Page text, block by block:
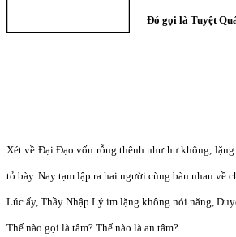
Đó gọi là Tuyệt
Xét về Đại Đạo vốn rỗng thênh như hư không,
tỏ bày. Nay tạm lập ra hai người cùng bàn nhau về
Lúc ấy, Thầy Nhập Lý im lặng không nói năng,
Thế nào gọi là tâm? Thế nào là an tâm?